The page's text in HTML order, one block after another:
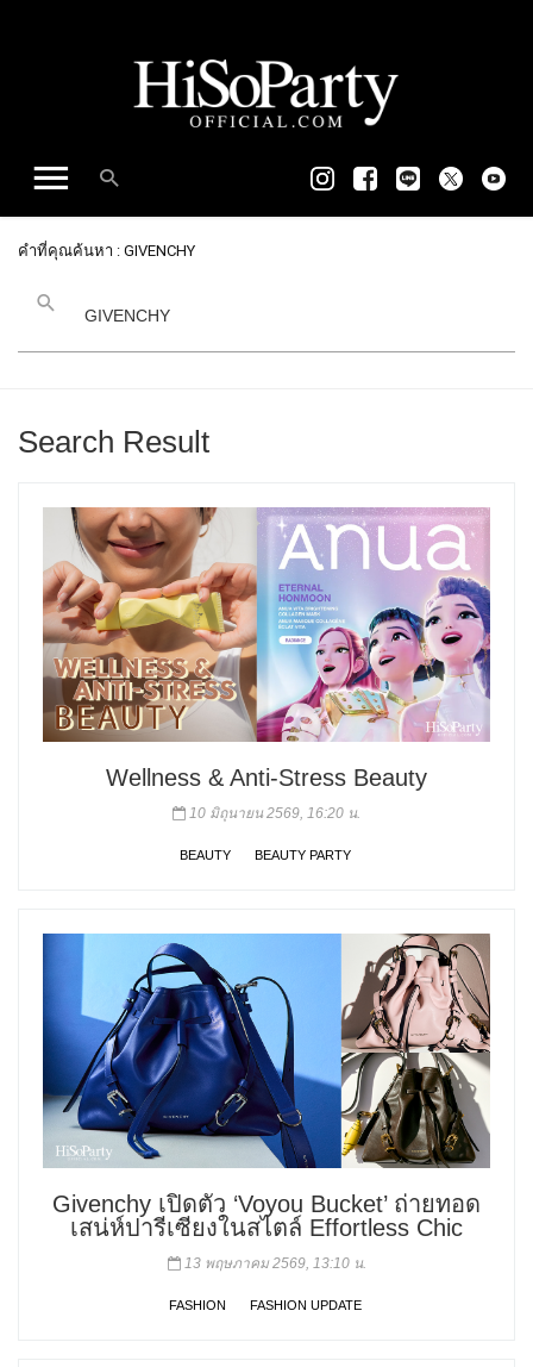
คำที่คุณค้นหา : GIVENCHY
Search Result
Wellness & Anti-Stress Beauty
10 มิถุนายน 2569, 16:20 น.
BEAUTY BEAUTY PARTY
Givenchy เปิดตัว ‘Voyou Bucket’ ถ่ายทอด
เสน่ห์ปารีเซียงในสไตล์ Effortless Chic
13 พฤษภาคม 2569, 13:10 น.
FASHION FASHION UPDATE